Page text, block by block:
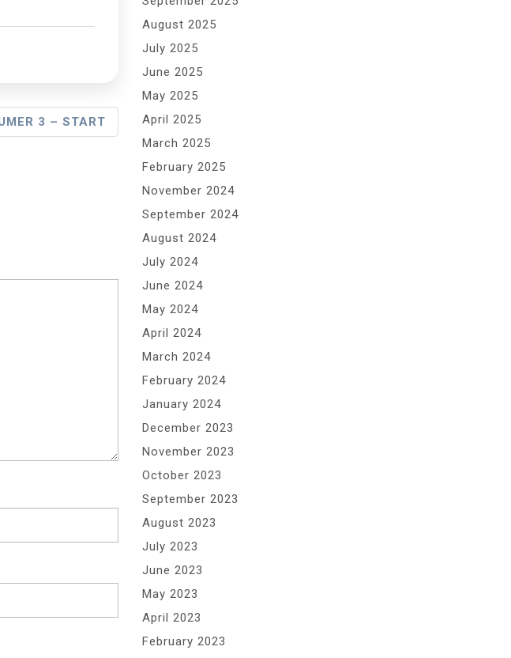
3 – START
August 2025
July 2025
June 2025
May 2025
April 2025
March 2025
February 2025
November 2024
September 2024
August 2024
July 2024
June 2024
May 2024
April 2024
March 2024
February 2024
January 2024
December 2023
November 2023
October 2023
September 2023
August 2023
July 2023
June 2023
May 2023
April 2023
February 2023